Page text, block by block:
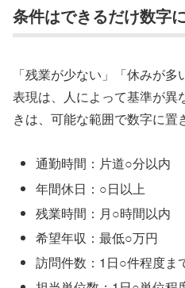
条件はできるだけ数字
「残業が少ない」「休みが
表現は、人によって基準が異
きは、可能な範囲で数字に置
通勤時間：片道○分以内
年間休日：○日以上
残業時間：月○時間以内
希望年収：最低○万円
訪問件数：1日○件程度ま